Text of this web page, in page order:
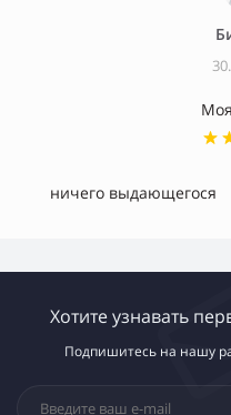
ничего выдающегося
Хотите узнавать
Подпишитесь на нашу